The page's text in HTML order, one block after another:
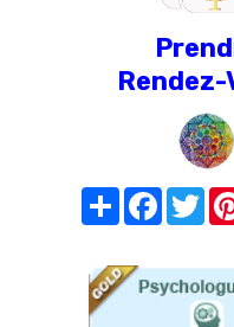
Rendez-
Share